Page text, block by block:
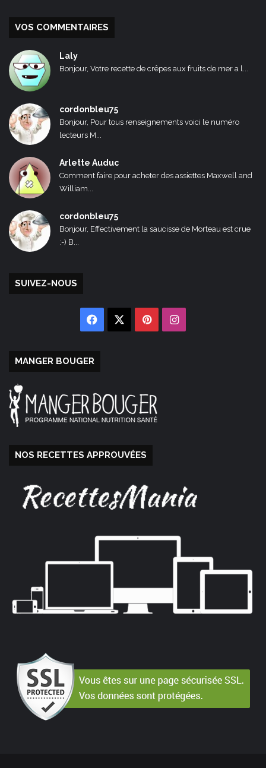
VOS COMMENTAIRES
Laly
Bonjour, Votre recette de crêpes aux fruits de mer a l...
cordonbleu75
Bonjour, Pour tous renseignements voici le numéro
lecteurs M...
Arlette Auduc
Comment faire pour acheter des assiettes Maxwell and
William...
cordonbleu75
Bonjour, Effectivement la saucisse de Morteau est crue
:-) B...
SUIVEZ-NOUS
Facebook PinterestInstagram
MANGER BOUGER
NOS RECETTES APPROUVÉES